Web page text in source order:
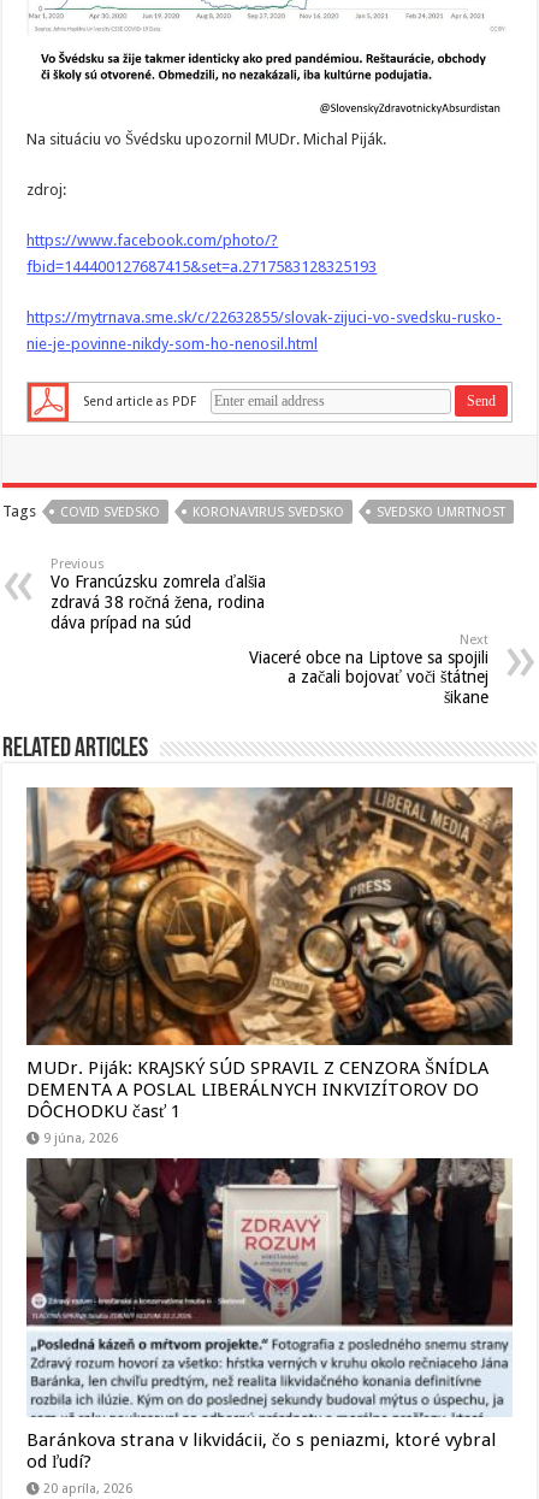
Na situáciu vo Švédsku upozornil MUDr. Michal Piják.
zdroj:
https://www.facebook.com/photo/?
fbid=144400127687415&set=a.2717583128325193
https://mytrnava.sme.sk/c/22632855/slovak-zijuci-vo-svedsku-rusko-
nie-je-povinne-nikdy-som-ho-nenosil.html
Send article as PDF
Tags COVID SVEDSKO KORONAVIRUS SVEDSKO SVEDSKO UMRTNOST
Previous
Vo Francúzsku zomrela ďalšia
zdravá 38 ročná žena, rodina
dáva prípad na súd
Next
Viaceré obce na Liptove sa spojili
a začali bojovať voči štátnej
šikane
Related Articles
MUDr. Piják: KRAJSKÝ SÚD SPRAVIL Z CENZORA ŠNÍDLA
DEMENTA A POSLAL LIBERÁLNYCH INKVIZÍTOROV DO
DÔCHODKU časť 1
9 júna, 2026
Baránkova strana v likvidácii, čo s peniazmi, ktoré vybral
od ľudí?
20 apríla, 2026